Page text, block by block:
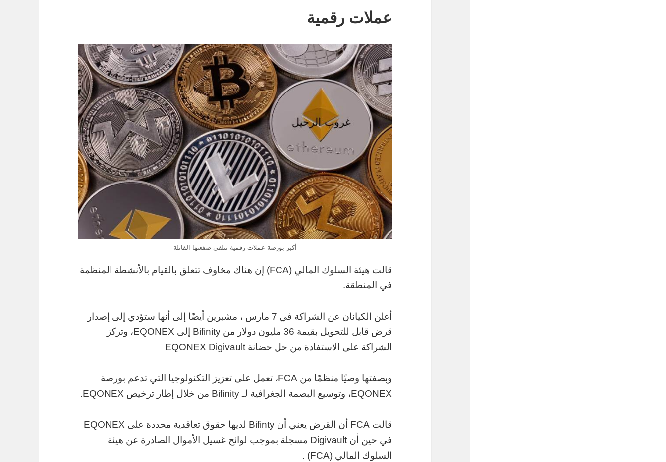
عملات رقمية
أكبر بورصة عملات رقمية تتلقى صفعتها القاتلة
قالت هيئة السلوك المالي (FCA) إن هناك مخاوف تتعلق بالقيام بالأنشطة المنظمة
في المنطقة.
أعلن الكيانان عن الشراكة في 7 مارس ، مشيرين أيضًا إلى أنها ستؤدي إلى إصدار
قرض قابل للتحويل بقيمة 36 مليون دولار من Bifinity إلى EQONEX، وتركز
الشراكة على الاستفادة من حل حضانة EQONEX Digivault
وبصفتها وصيًا منظمًا من FCA، تعمل على تعزيز التكنولوجيا التي تدعم بورصة
EQONEX، وتوسيع البصمة الجغرافية لـ Bifinity من خلال إطار ترخيص EQONEX.
قالت FCA أن القرض يعني أن Bifinty لديها حقوق تعاقدية محددة على EQONEX
في حين أن Digivault مسجلة بموجب لوائح غسيل الأموال الصادرة عن هيئة
السلوك المالي (FCA) .